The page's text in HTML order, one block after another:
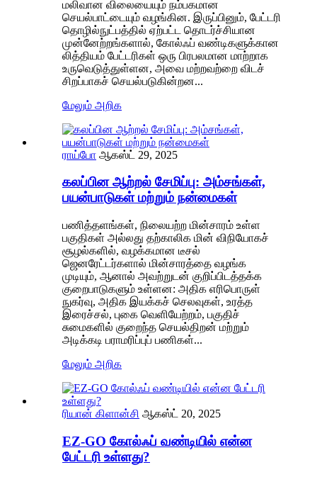
மலிவான விலையையும் நம்பகமான
செயல்பாட்டையும் வழங்கின. இருப்பினும், பேட்டரி
தொழில்நுட்பத்தில் ஏற்பட்ட தொடர்ச்சியான
முன்னேற்றங்களால், கோல்ஃப் வண்டிகளுக்கான
லித்தியம் பேட்டரிகள் ஒரு பிரபலமான மாற்றாக
உருவெடுத்துள்ளன, அவை மற்றவற்றை விடச்
சிறப்பாகச் செயல்படுகின்றன...
மேலும் அறிக
ராய்போ ஆகஸ்ட் 29, 2025
கலப்பின ஆற்றல் சேமிப்பு: அம்சங்கள்,
பயன்பாடுகள் மற்றும் நன்மைகள்
பணித்தளங்கள், நிலையற்ற மின்சாரம் உள்ள
பகுதிகள் அல்லது தற்காலிக மின் விநியோகச்
சூழல்களில், வழக்கமான டீசல்
ஜெனரேட்டர்களால் மின்சாரத்தை வழங்க
முடியும், ஆனால் அவற்றுடன் குறிப்பிடத்தக்க
குறைபாடுகளும் உள்ளன: அதிக எரிபொருள்
நுகர்வு, அதிக இயக்கச் செலவுகள், உரத்த
இரைச்சல், புகை வெளியேற்றம், பகுதிச்
சுமைகளில் குறைந்த செயல்திறன் மற்றும்
அடிக்கடி பராமரிப்புப் பணிகள்...
மேலும் அறிக
ரியான் கிளான்சி ஆகஸ்ட் 20, 2025
EZ-GO கோல்ஃப் வண்டியில் என்ன
பேட்டரி உள்ளது?